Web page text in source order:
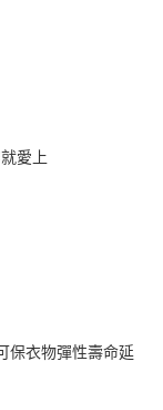
用無須另外申請。
轉到大哥付的交易
日，確認付款後即完
頁面所載為準。
過，訂單將自動取
分期系統評分，恕無
結算日後寄送繳費提
大直營門市／銀行轉
「AFTEE先享後付」
額 (1點等於1元)。
愛上
保衣物彈性壽命延